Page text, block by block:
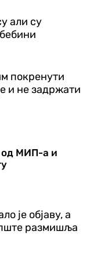
али су
покренути
и не задржати
од МИП-а и
је објаву, а
размишља